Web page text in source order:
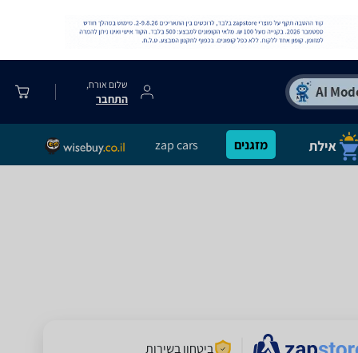
שלום אורח,
התחבר
מזגנים zap cars
ביטחון בשירות